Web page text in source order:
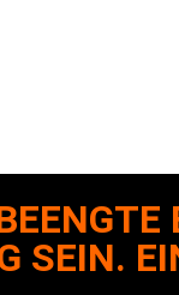
SEIN.